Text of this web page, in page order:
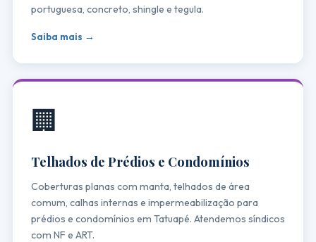
portuguesa, concreto, shingle e tegula.
Saiba mais →
🏢
Telhados de Prédios e Condomínios
Coberturas planas com manta, telhados de área
comum, calhas internas e impermeabilização para
prédios e condomínios em Tatuapé. Atendemos síndicos
com NF e ART.